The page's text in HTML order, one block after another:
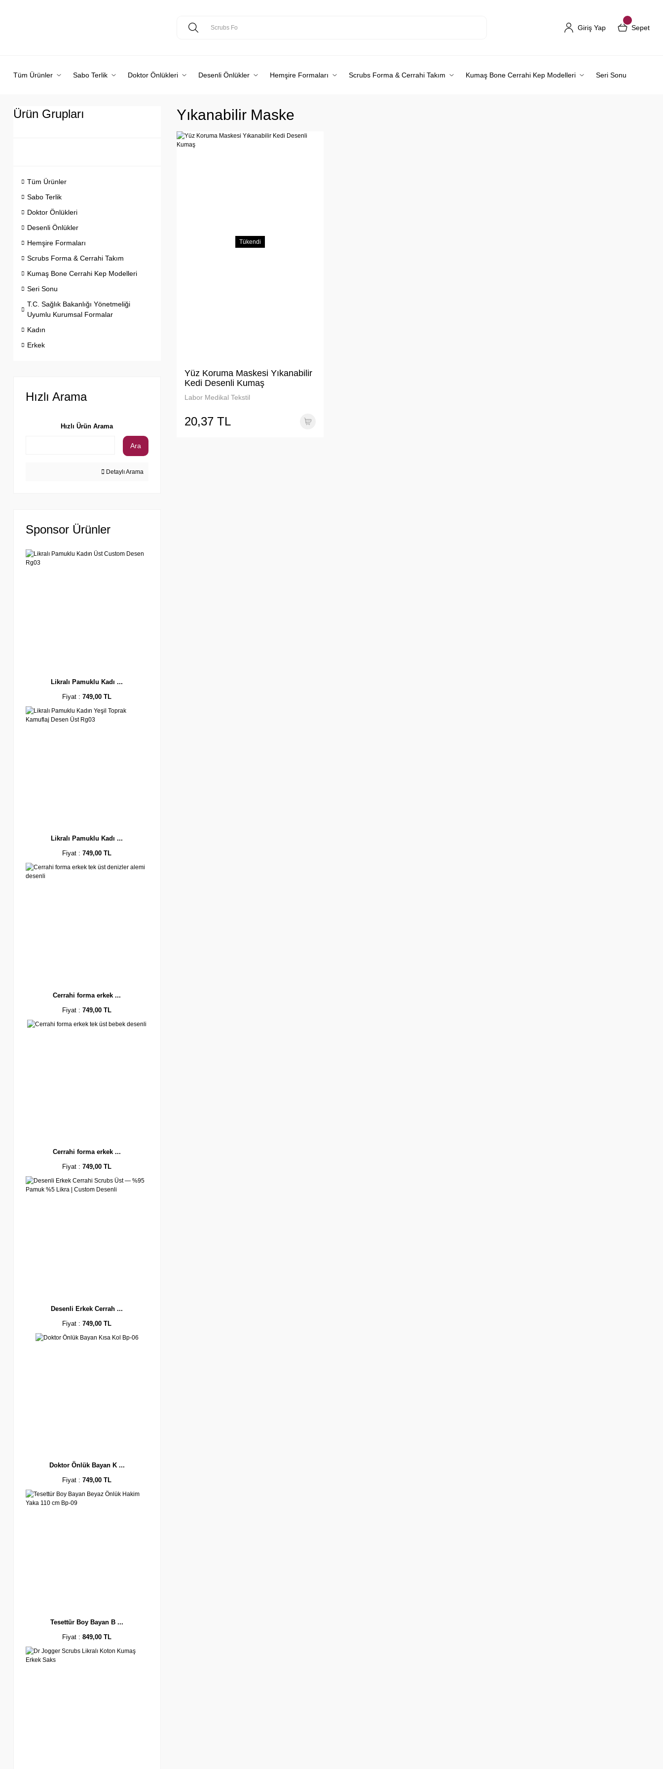
Giriş Yap Sepet
Tüm Ürünler Sabo Terlik Doktor Önlükleri Desenli Önlükler Hemşire Formaları Scrubs Forma & Cerrahi Takım Kumaş Bone Cerrahi Kep Modelleri Seri Sonu
Ürün Grupları
Tüm Ürünler
Sabo Terlik
Doktor Önlükleri
Desenli Önlükler
Hemşire Formaları
Scrubs Forma & Cerrahi Takım
Kumaş Bone Cerrahi Kep Modelleri
Seri Sonu
T.C. Sağlık Bakanlığı Yönetmeliği
Uyumlu Kurumsal Formalar
Kadın
Erkek
Hızlı Arama
Hızlı Ürün Arama
Ara
Detaylı Arama
Sponsor Ürünler
Likralı Pamuklu Kadı ...
Fiyat :749,00 TL
Likralı Pamuklu Kadı ...
Fiyat :749,00 TL
Cerrahi forma erkek ...
Fiyat :749,00 TL
Cerrahi forma erkek ...
Fiyat :749,00 TL
Desenli Erkek Cerrah ...
Fiyat :749,00 TL
Doktor Önlük Bayan K ...
Fiyat :749,00 TL
Tesettür Boy Bayan B ...
Fiyat :849,00 TL
Yıkanabilir Maske
Tükendi
Yüz Koruma Maskesi Yıkanabilir
Kedi Desenli Kumaş
Labor Medikal Tekstil
20,37 TL